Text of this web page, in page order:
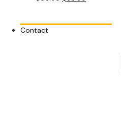
Contact